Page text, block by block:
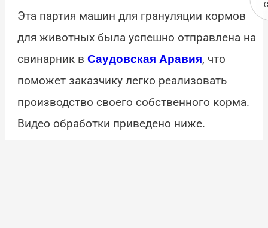
Эта партия машин для грануляции кормов
для животных была успешно отправлена на
свинарник в Саудовская Аравия, что
поможет заказчику легко реализовать
производство своего собственного корма.
Видео обработки приведено ниже.